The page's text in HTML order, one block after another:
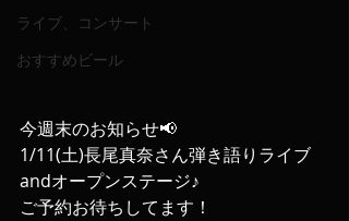
ライブ、コンサート
おすすめビール
今週末のお知らせ📢
1/11(土)長尾真奈さん弾き語りライブ
andオープンステージ♪
ご予約お待ちしてます！